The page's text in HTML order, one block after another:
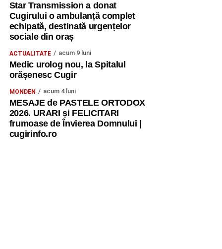
Star Transmission a donat
Cugirului o ambulanță complet
echipată, destinată urgențelor
sociale din oraș
ACTUALITATE acum 9 luni
Medic urolog nou, la Spitalul
orășenesc Cugir
MONDEN acum 4 luni
MESAJE de PASTELE ORTODOX
2026. URARI și FELICITARI
frumoase de Învierea Domnului |
cugirinfo.ro